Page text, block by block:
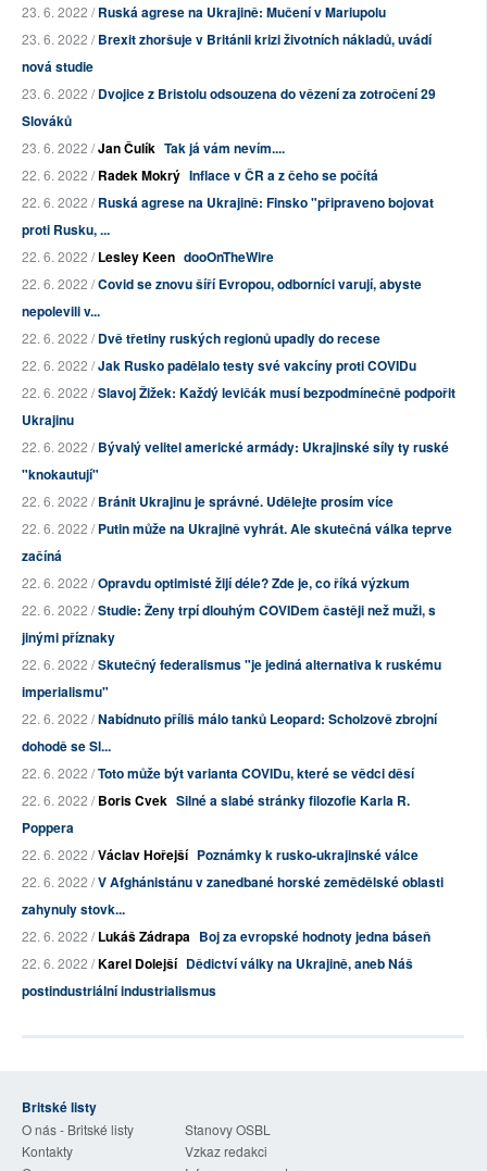
23. 6. 2022 /Ruská agrese na Ukrajině: Mučení v Mariupolu
23. 6. 2022 /Brexit zhoršuje v Británii krizi životních nákladů, uvádí
nová studie
23. 6. 2022 /Dvojice z Bristolu odsouzena do vězení za zotročení 29
Slováků
23. 6. 2022 /Jan Čulík Tak já vám nevím....
22. 6. 2022 /Radek Mokrý Inflace v ČR a z čeho se počítá
22. 6. 2022 /Ruská agrese na Ukrajině: Finsko "připraveno bojovat
proti Rusku, ...
22. 6. 2022 /Lesley Keen dooOnTheWire
22. 6. 2022 /Covid se znovu šíří Evropou, odborníci varují, abyste
nepolevili v...
22. 6. 2022 /Dvě třetiny ruských regionů upadly do recese
22. 6. 2022 /Jak Rusko padělalo testy své vakcíny proti COVIDu
22. 6. 2022 /Slavoj Žižek: Každý levičák musí bezpodmínečně podpořit
Ukrajinu
22. 6. 2022 /Bývalý velitel americké armády: Ukrajinské síly ty ruské
"knokautují"
22. 6. 2022 /Bránit Ukrajinu je správné. Udělejte prosím více
22. 6. 2022 /Putin může na Ukrajině vyhrát. Ale skutečná válka teprve
začíná
22. 6. 2022 /Opravdu optimisté žijí déle? Zde je, co říká výzkum
22. 6. 2022 /Studie: Ženy trpí dlouhým COVIDem častěji než muži, s
jinými příznaky
22. 6. 2022 /Skutečný federalismus "je jediná alternativa k ruskému
imperialismu"
22. 6. 2022 /Nabídnuto příliš málo tanků Leopard: Scholzově zbrojní
dohodě se Sl...
22. 6. 2022 /Toto může být varianta COVIDu, které se vědci děsí
22. 6. 2022 /Boris Cvek Silné a slabé stránky filozofie Karla R.
Poppera
22. 6. 2022 /Václav Hořejší Poznámky k rusko-ukrajinské válce
22. 6. 2022 /V Afghánistánu v zanedbané horské zemědělské oblasti
zahynuly stovk...
22. 6. 2022 /Lukáš Zádrapa Boj za evropské hodnoty jedna báseň
22. 6. 2022 /Karel Dolejší Dědictví války na Ukrajině, aneb Náš
postindustriální industrialismus
Britské listy
O nás - Britské listy
Stanovy OSBL
Kontakty
Vzkaz redakci